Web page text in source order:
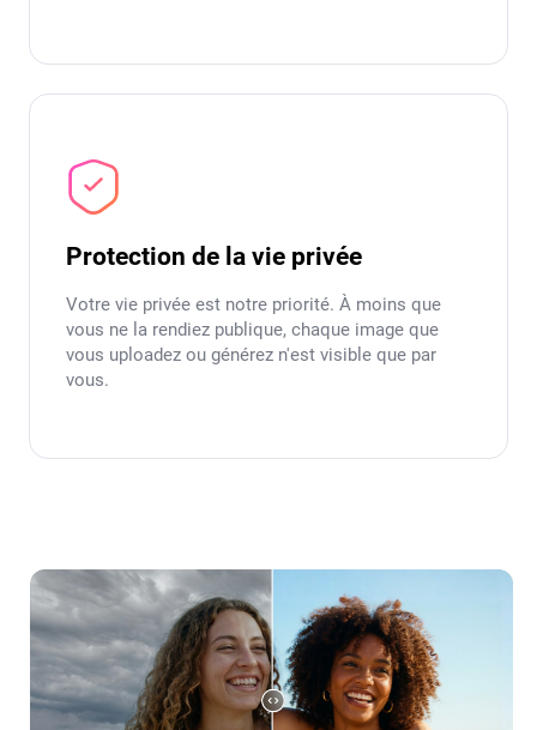
Protection de la vie privée
Votre vie privée est notre priorité. À moins que
vous ne la rendiez publique, chaque image que
vous uploadez ou générez n'est visible que par
vous.